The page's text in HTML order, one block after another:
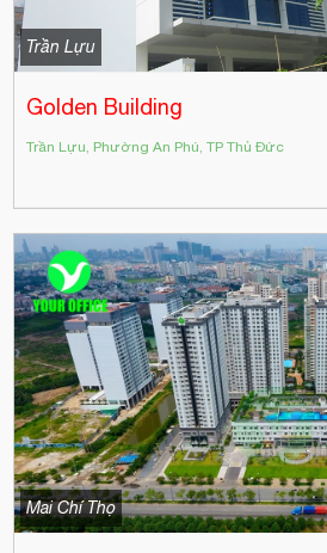
Trần Lựu
Golden​​​​​ Building
Trần Lựu, Phường An Phú, TP Thủ Đức
Mai Chí Thọ